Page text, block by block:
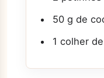
50 g de
1 colher